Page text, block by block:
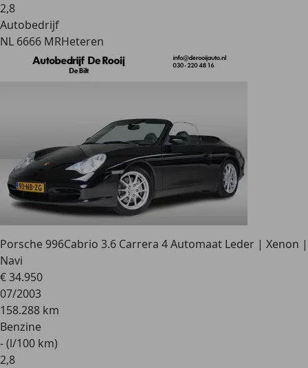
2,8
Autobedrijf
NL 6666 MRHeteren
Porsche 996Cabrio 3.6 Carrera 4 Automaat Leder | Xenon |
Navi
€ 34.950
07/2003
158.288 km
Benzine
- (l/100 km)
2,8